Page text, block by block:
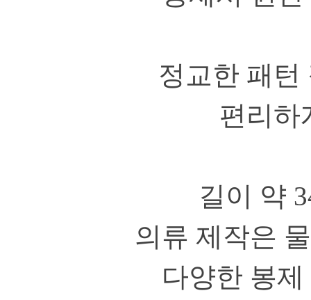
정교한 패턴
편리하
길이 약
의류 제작은
다양한 봉